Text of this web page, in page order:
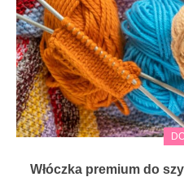
Włóczka premium do